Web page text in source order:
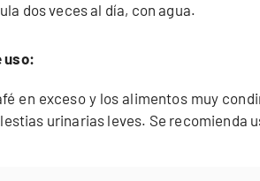
dos veces al día, con agua.
uso:
en exceso y los alimentos muy
urinarias leves. Se recomienda